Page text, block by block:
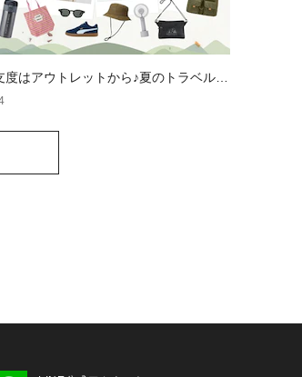
度はアウトレットから♪夏のトラベルア